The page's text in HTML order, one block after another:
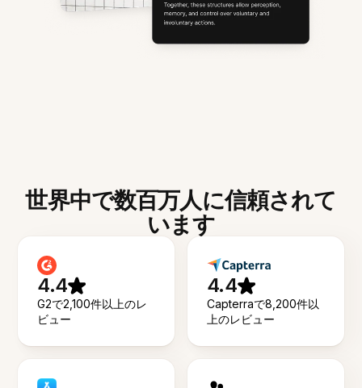
世界中で数百万人に信頼されて
います
4.4
G2で2,100件以上のレ
ビュー
4.4
Capterraで8,200件以
上のレビュー